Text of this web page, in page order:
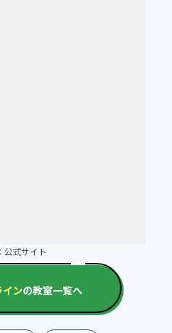
公式サイト
ンの教室一覧へ